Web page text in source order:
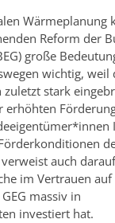
Wärmeplanung
Reform der
große
wichtig, weil
stark
erhöhten
auch
im Vertrauen auf
massiv in
investiert hat.